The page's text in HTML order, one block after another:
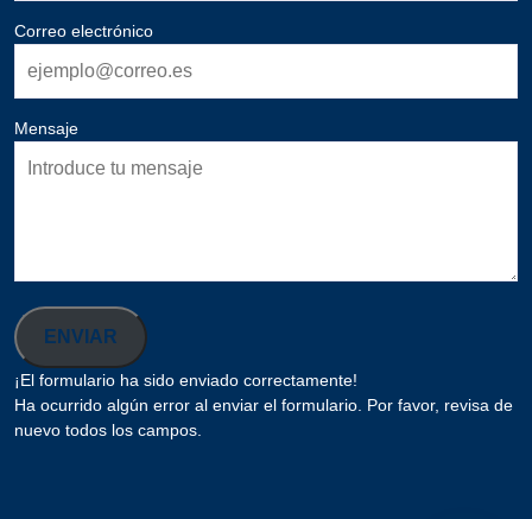
Correo electrónico
Mensaje
ENVIAR
¡El formulario ha sido enviado correctamente!
Ha ocurrido algún error al enviar el formulario. Por favor, revisa de
nuevo todos los campos.